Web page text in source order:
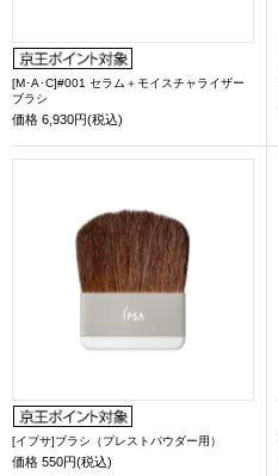
[M･A･C]#001 セラム＋モイスチャライザー
ブラシ
価格 6,930円(税込)
[イプサ]ブラシ（プレストパウダー用）
価格 550円(税込)